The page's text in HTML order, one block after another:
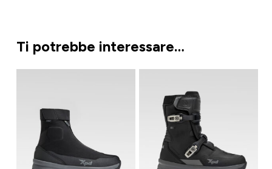
Ti potrebbe interessare…